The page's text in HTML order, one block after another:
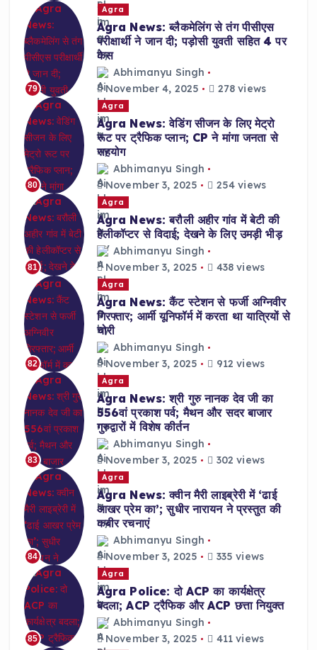
79
Agra
Agra News: ब्लैकमेलिंग से तंग पीसीएस
परीक्षार्थी ने जान दी; पड़ोसी युवती सहित 4 पर
केस
Abhimanyu Singh
November 4, 2025
278 views
80
Agra
Agra News: वेडिंग सीजन के लिए मेट्रो
रूट पर ट्रैफिक प्लान; CP ने मांगा जनता से
सहयोग
Abhimanyu Singh
November 3, 2025
254 views
81
Agra
Agra News: बरौली अहीर गांव में बेटी की
हेलीकॉप्टर से विदाई; देखने के लिए उमड़ी भीड़
Abhimanyu Singh
November 3, 2025
438 views
82
Agra
Agra News: कैंट स्टेशन से फर्जी अग्निवीर
गिरफ्तार; आर्मी यूनिफॉर्म में करता था यात्रियों से
चोरी
Abhimanyu Singh
November 3, 2025
912 views
83
Agra
Agra News: श्री गुरु नानक देव जी का
556वां प्रकाश पर्व; मैथन और सदर बाजार
गुरुद्वारों में विशेष कीर्तन
Abhimanyu Singh
November 3, 2025
302 views
84
Agra
Agra News: क्वीन मैरी लाइब्रेरी में ‘ढाई
आखर प्रेम का’; सुधीर नारायन ने प्रस्तुत की
कबीर रचनाएं
Abhimanyu Singh
November 3, 2025
335 views
85
Agra
Agra Police: दो ACP का कार्यक्षेत्र
बदला; ACP ट्रैफिक और ACP छत्ता नियुक्त
Abhimanyu Singh
November 3, 2025
411 views